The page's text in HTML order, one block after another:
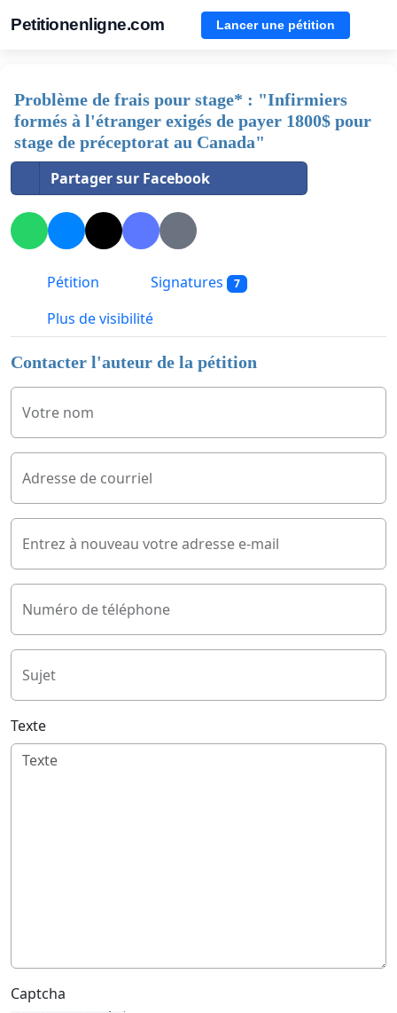
Petitionenligne.com Lancer une pétition
Problème de frais pour stage* : "Infirmiers
formés à l'étranger exigés de payer 1800$ pour
stage de préceptorat au Canada"
Partager sur Facebook
Pétition Signatures 7
Plus de visibilité
Contacter l'auteur de la pétition
Votre nom
Adresse de courriel
Entrez à nouveau votre adresse e-mail
Numéro de téléphone
Sujet
Texte
Captcha